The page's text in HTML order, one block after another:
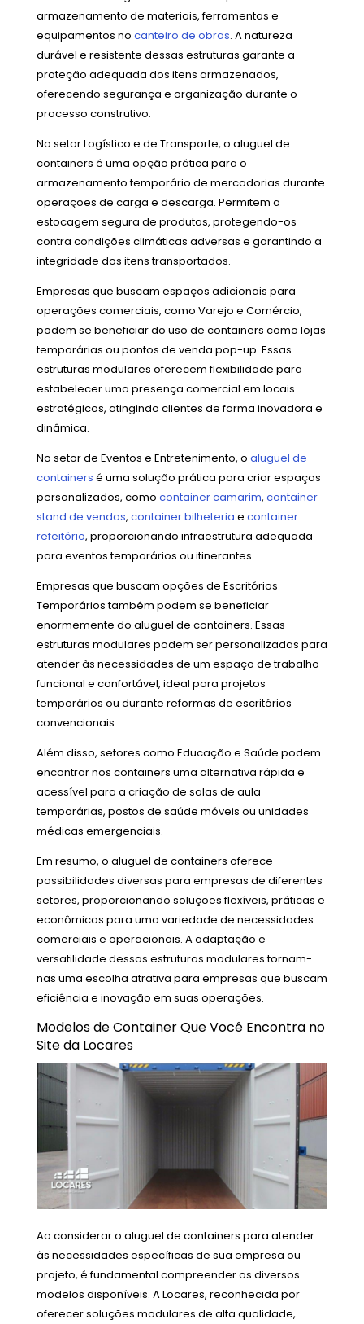
armazenamento de materiais, ferramentas e
equipamentos no canteiro de obras. A natureza
durável e resistente dessas estruturas garante a
proteção adequada dos itens armazenados,
oferecendo segurança e organização durante o
processo construtivo.
No setor Logístico e de Transporte, o aluguel de
containers é uma opção prática para o
armazenamento temporário de mercadorias durante
operações de carga e descarga. Permitem a
estocagem segura de produtos, protegendo-os
contra condições climáticas adversas e garantindo a
integridade dos itens transportados.
Empresas que buscam espaços adicionais para
operações comerciais, como Varejo e Comércio,
podem se beneficiar do uso de containers como lojas
temporárias ou pontos de venda pop-up. Essas
estruturas modulares oferecem flexibilidade para
estabelecer uma presença comercial em locais
estratégicos, atingindo clientes de forma inovadora e
dinâmica.
No setor de Eventos e Entretenimento, o aluguel de
containers é uma solução prática para criar espaços
personalizados, como container camarim, container
stand de vendas, container bilheteria e container
refeitório, proporcionando infraestrutura adequada
para eventos temporários ou itinerantes.
Empresas que buscam opções de Escritórios
Temporários também podem se beneficiar
enormemente do aluguel de containers. Essas
estruturas modulares podem ser personalizadas para
atender às necessidades de um espaço de trabalho
funcional e confortável, ideal para projetos
temporários ou durante reformas de escritórios
convencionais.
Além disso, setores como Educação e Saúde podem
encontrar nos containers uma alternativa rápida e
acessível para a criação de salas de aula
temporárias, postos de saúde móveis ou unidades
médicas emergenciais.
Em resumo, o aluguel de containers oferece
possibilidades diversas para empresas de diferentes
setores, proporcionando soluções flexíveis, práticas e
econômicas para uma variedade de necessidades
comerciais e operacionais. A adaptação e
versatilidade dessas estruturas modulares tornam-
nas uma escolha atrativa para empresas que buscam
eficiência e inovação em suas operações.
Modelos de Container Que Você Encontra no
Site da Locares
Ao considerar o aluguel de containers para atender
às necessidades específicas de sua empresa ou
projeto, é fundamental compreender os diversos
modelos disponíveis. A Locares, reconhecida por
oferecer soluções modulares de alta qualidade,